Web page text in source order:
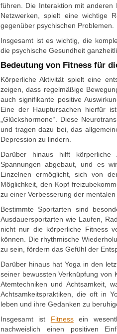
führen. Die Interaktion mit anderen
Netzwerken, spielt eine wichtige
gegenüber psychischen Problemen.
Insgesamt ist es wichtig, die
die psychische Gesundheit
Bedeutung von Fitness für
Körperliche Aktivität spielt eine
zeigen, dass regelmäßige
auch signifikante positive
Eine der Hauptursachen hierfür
„Glückshormone“. Diese
und tragen dazu bei, das
Depression zu lindern.
Darüber hinaus hilft körperliche
Spannungen abgebaut, und es
Einzelnen ermöglicht, sich von
Möglichkeit, den Kopf
zu einer Verbesserung der
Bestimmte Sportarten sind
Ausdauersportarten wie Laufen,
nicht nur die körperliche Fitness
können. Die rhythmische
zu sein, fördern das Gefühl der
Darüber hinaus hat Yoga in den
seiner bewussten Verknüpfung von
Atemtechniken und Achtsamkeit,
Achtsamkeitspraktiken, die oft in
leben und ihre Gedanken zu
Insgesamt ist Fitnessein
nachweislich einen positiven